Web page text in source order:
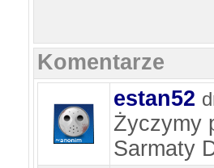
Komentarze
estan52
Życzymy
Sarmaty